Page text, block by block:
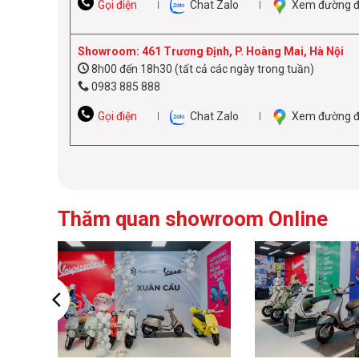
Gọi điện Chat Zalo Xem đường
Showroom: 461 Trương Định, P. Hoàng Mai, Hà Nội
8h00 đến 18h30 (tất cả các ngày trong tuần)
0983 885 888
Gọi điện Chat Zalo Xem đường
Thăm quan showroom Online